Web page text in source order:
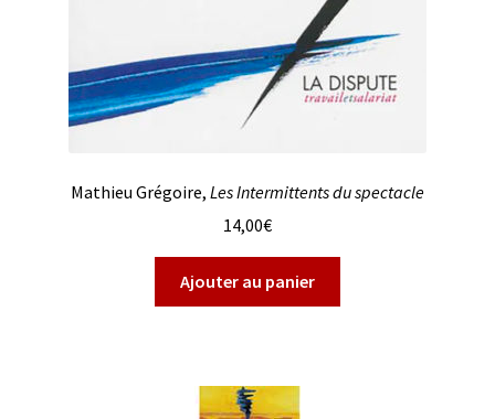
Mathieu Grégoire, Les Intermittents du spectacle
14,00€
Ajouter au panier